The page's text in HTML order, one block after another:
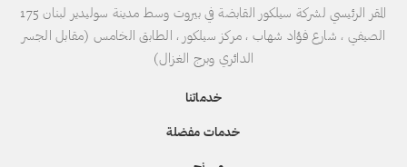
المقر الرئيسي لشركة سيلكور القابضة في بيروت وسط مدينة سوليدير لبنان 175
الصيفي ، شارع فؤاد شهاب ، مركز سيلكور ، الطابق الخامس (مقابل الجسر
الدائري وبرج الغزال)
خدماتنا
خدمات مفضلة